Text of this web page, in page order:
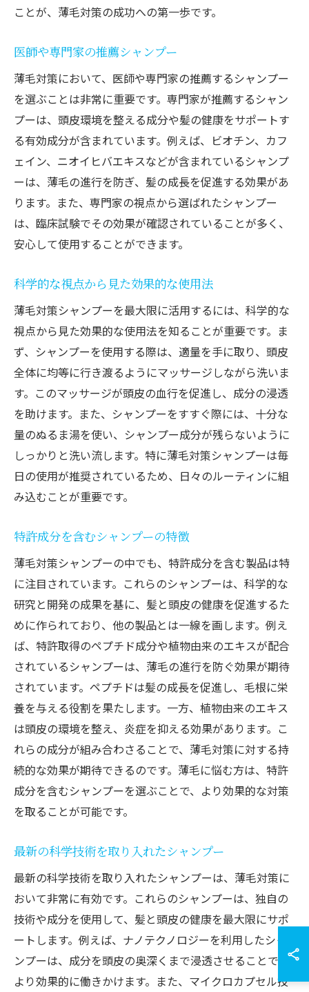
ことが、薄毛対策の成功への第一歩です。
医師や専門家の推薦シャンプー
薄毛対策において、医師や専門家の推薦するシャンプー
を選ぶことは非常に重要です。専門家が推薦するシャン
プーは、頭皮環境を整える成分や髪の健康をサポートす
る有効成分が含まれています。例えば、ビオチン、カフ
ェイン、ニオイヒバエキスなどが含まれているシャンプ
ーは、薄毛の進行を防ぎ、髪の成長を促進する効果があ
ります。また、専門家の視点から選ばれたシャンプー
は、臨床試験でその効果が確認されていることが多く、
安心して使用することができます。
科学的な視点から見た効果的な使用法
薄毛対策シャンプーを最大限に活用するには、科学的な
視点から見た効果的な使用法を知ることが重要です。ま
ず、シャンプーを使用する際は、適量を手に取り、頭皮
全体に均等に行き渡るようにマッサージしながら洗いま
す。このマッサージが頭皮の血行を促進し、成分の浸透
を助けます。また、シャンプーをすすぐ際には、十分な
量のぬるま湯を使い、シャンプー成分が残らないように
しっかりと洗い流します。特に薄毛対策シャンプーは毎
日の使用が推奨されているため、日々のルーティンに組
み込むことが重要です。
特許成分を含むシャンプーの特徴
薄毛対策シャンプーの中でも、特許成分を含む製品は特
に注目されています。これらのシャンプーは、科学的な
研究と開発の成果を基に、髪と頭皮の健康を促進するた
めに作られており、他の製品とは一線を画します。例え
ば、特許取得のペプチド成分や植物由来のエキスが配合
されているシャンプーは、薄毛の進行を防ぐ効果が期待
されています。ペプチドは髪の成長を促進し、毛根に栄
養を与える役割を果たします。一方、植物由来のエキス
は頭皮の環境を整え、炎症を抑える効果があります。こ
れらの成分が組み合わさることで、薄毛対策に対する持
続的な効果が期待できるのです。薄毛に悩む方は、特許
成分を含むシャンプーを選ぶことで、より効果的な対策
を取ることが可能です。
最新の科学技術を取り入れたシャンプー
最新の科学技術を取り入れたシャンプーは、薄毛対策に
おいて非常に有効です。これらのシャンプーは、独自の
技術や成分を使用して、髪と頭皮の健康を最大限にサポ
ートします。例えば、ナノテクノロジーを利用したシャ
ンプーは、成分を頭皮の奥深くまで浸透させることで、
より効果的に働きかけます。また、マイクロカプセル技